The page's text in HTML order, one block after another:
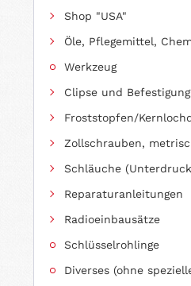
Shop "USA"
Werkzeug
Clipse und Befestigung
Reparaturanleitungen
Radioeinbausätze
Schlüsselrohlinge